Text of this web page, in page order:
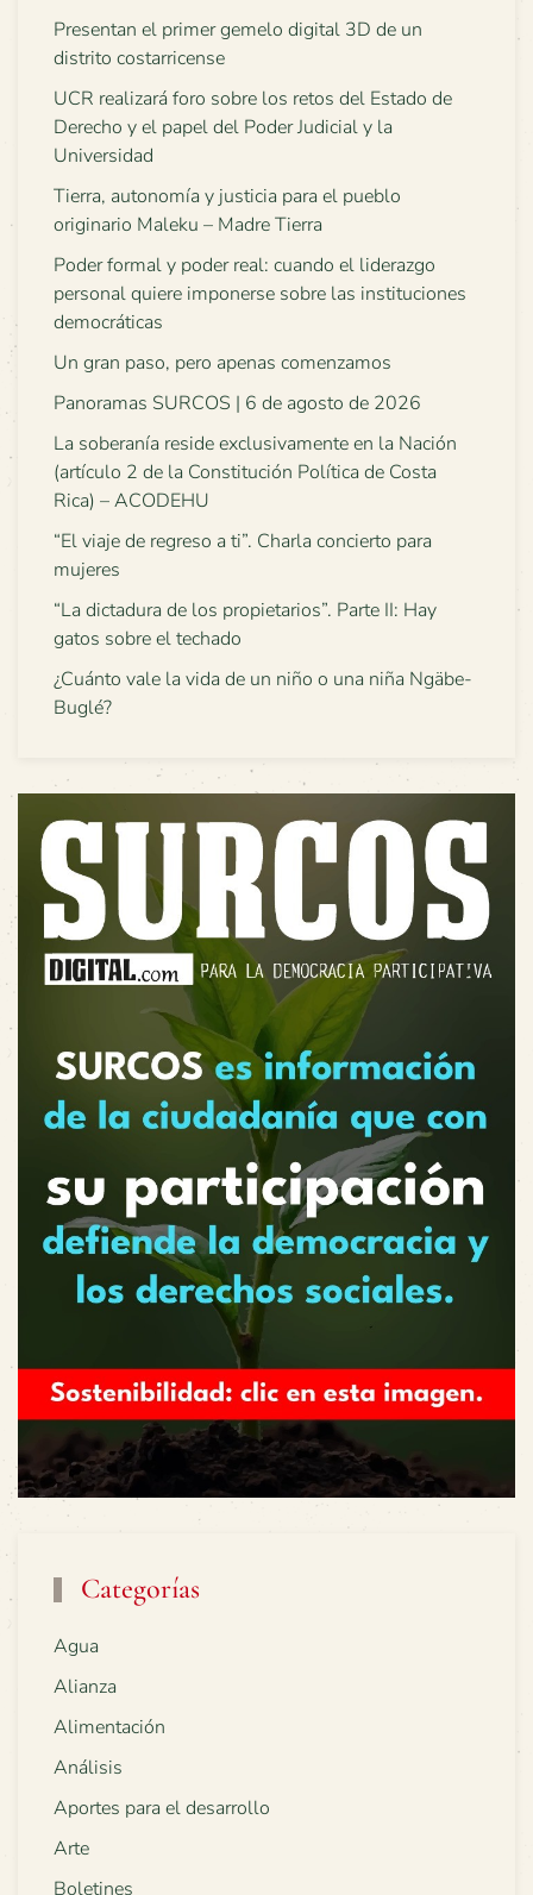
Presentan el primer gemelo digital 3D de un
distrito costarricense
UCR realizará foro sobre los retos del Estado de
Derecho y el papel del Poder Judicial y la
Universidad
Tierra, autonomía y justicia para el pueblo
originario Maleku – Madre Tierra
Poder formal y poder real: cuando el liderazgo
personal quiere imponerse sobre las instituciones
democráticas
Un gran paso, pero apenas comenzamos
Panoramas SURCOS | 6 de agosto de 2026
La soberanía reside exclusivamente en la Nación
(artículo 2 de la Constitución Política de Costa
Rica) – ACODEHU
“El viaje de regreso a ti”. Charla concierto para
mujeres
“La dictadura de los propietarios”. Parte II: Hay
gatos sobre el techado
¿Cuánto vale la vida de un niño o una niña Ngäbe-
Buglé?
Categorías
Agua
Alianza
Alimentación
Análisis
Aportes para el desarrollo
Arte
Boletines